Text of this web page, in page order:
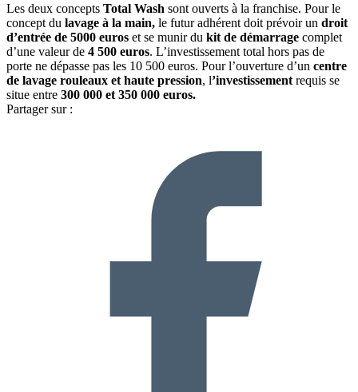
Les deux concepts Total Wash sont ouverts à la franchise. Pour le
concept du lavage à la main, le futur adhérent doit prévoir un droit
d’entrée de 5000 euros et se munir du kit de démarrage complet
d’une valeur de 4 500 euros. L’investissement total hors pas de
porte ne dépasse pas les 10 500 euros. Pour l’ouverture d’un centre
de lavage rouleaux et haute pression, l’investissement requis se
situe entre 300 000 et 350 000 euros.
Partager sur :